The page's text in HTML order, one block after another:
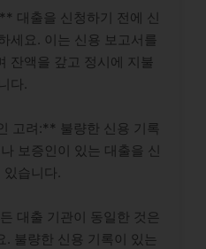
대출을 신청하기 전에 신
세요. 이는 신용 보고서를
잔액을 갚고 정시에 지불
다.
고려:** 불량한 신용 기록
보증인이 있는 대출을 신
있습니다.
대출 기관이 동일한 것은
. 불량한 신용 기록이 있는